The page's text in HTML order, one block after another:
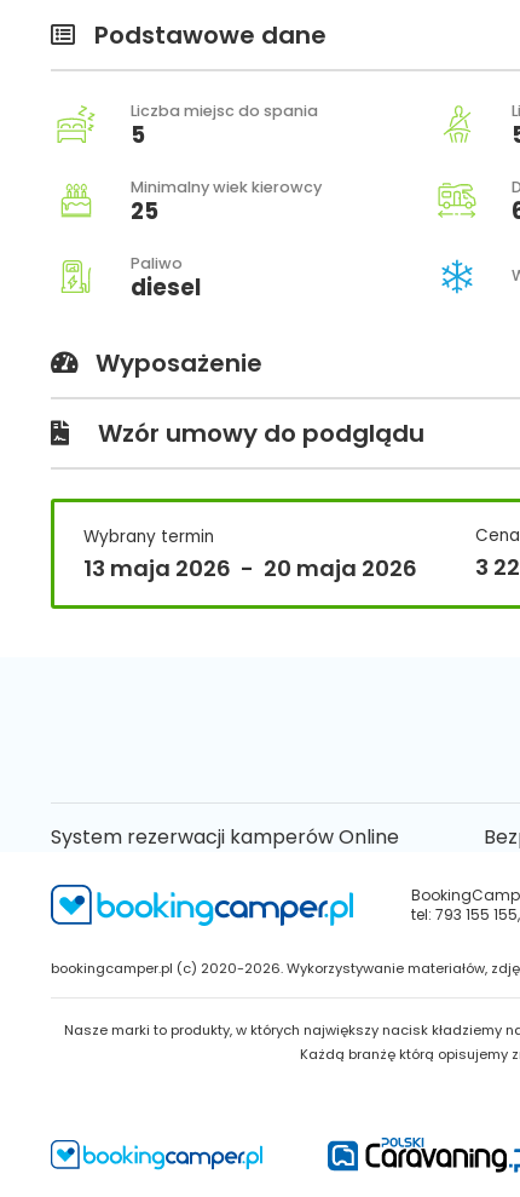
Podstawowe dane
Liczba miejsc do spania
5
Minimalny wiek kierowcy
25
Paliwo
diesel
Wyposażenie
Wzór umowy do podglądu
Wybrany termin
13 maja 2026 - 20 maja 2026 3
System rezerwacji kamperów Online
tel: 793 155
bookingcamper.pl (c) 2020-2026. Wykorzystywanie materiałów,
Nasze marki to produkty, w których największy nacisk kładziemy
Każdą branżę którą opisujemy